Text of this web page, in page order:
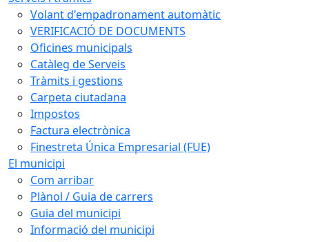
Volant d'empadronament automàtic
VERIFICACIÓ DE DOCUMENTS
Oficines municipals
Catàleg de Serveis
Tràmits i gestions
Carpeta ciutadana
Impostos
Factura electrònica
Finestreta Única Empresarial (FUE)
El municipi
Com arribar
Plànol / Guia de carrers
Guia del municipi
Informació del municipi